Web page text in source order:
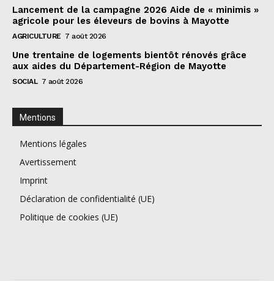
Lancement de la campagne 2026 Aide de « minimis »
agricole pour les éleveurs de bovins à Mayotte
AGRICULTURE 7 août 2026
Une trentaine de logements bientôt rénovés grâce
aux aides du Département-Région de Mayotte
SOCIAL 7 août 2026
Mentions
Mentions légales
Avertissement
Imprint
Déclaration de confidentialité (UE)
Politique de cookies (UE)